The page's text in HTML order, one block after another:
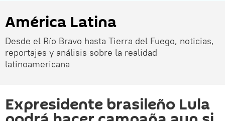
América Latina
Desde el Río Bravo hasta Tierra del Fuego, noticias,
reportajes y análisis sobre la realidad
latinoamericana
Expresidente brasileño Lula